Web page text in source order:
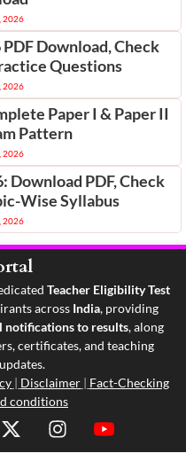
2026
Download, Check
Questions
2026
Paper I & Paper II
Pattern
2026
Download PDF, Check
Wise Syllabus
2026
Teacher Eligibility Test
across India, providing
notifications to results, along
certificates, and teaching
| Disclaimer | Fact-Checking
conditions